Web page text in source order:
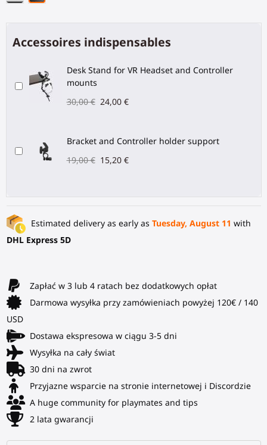
Accessoires indispensables
Desk Stand for VR Headset and Controller
mounts
30,00 € 24,00 €
Bracket and Controller holder support
19,00 € 15,20 €
Estimated delivery as early as Tuesday, August 11 with
DHL Express 5D
Zapłać w 3 lub 4 ratach bez dodatkowych opłat
Darmowa wysyłka przy zamówieniach powyżej 120€ / 140
USD
Dostawa ekspresowa w ciągu 3-5 dni
Wysyłka na cały świat
30 dni na zwrot
Przyjazne wsparcie na stronie internetowej i Discordzie
A huge community for playmates and tips
2 lata gwarancji